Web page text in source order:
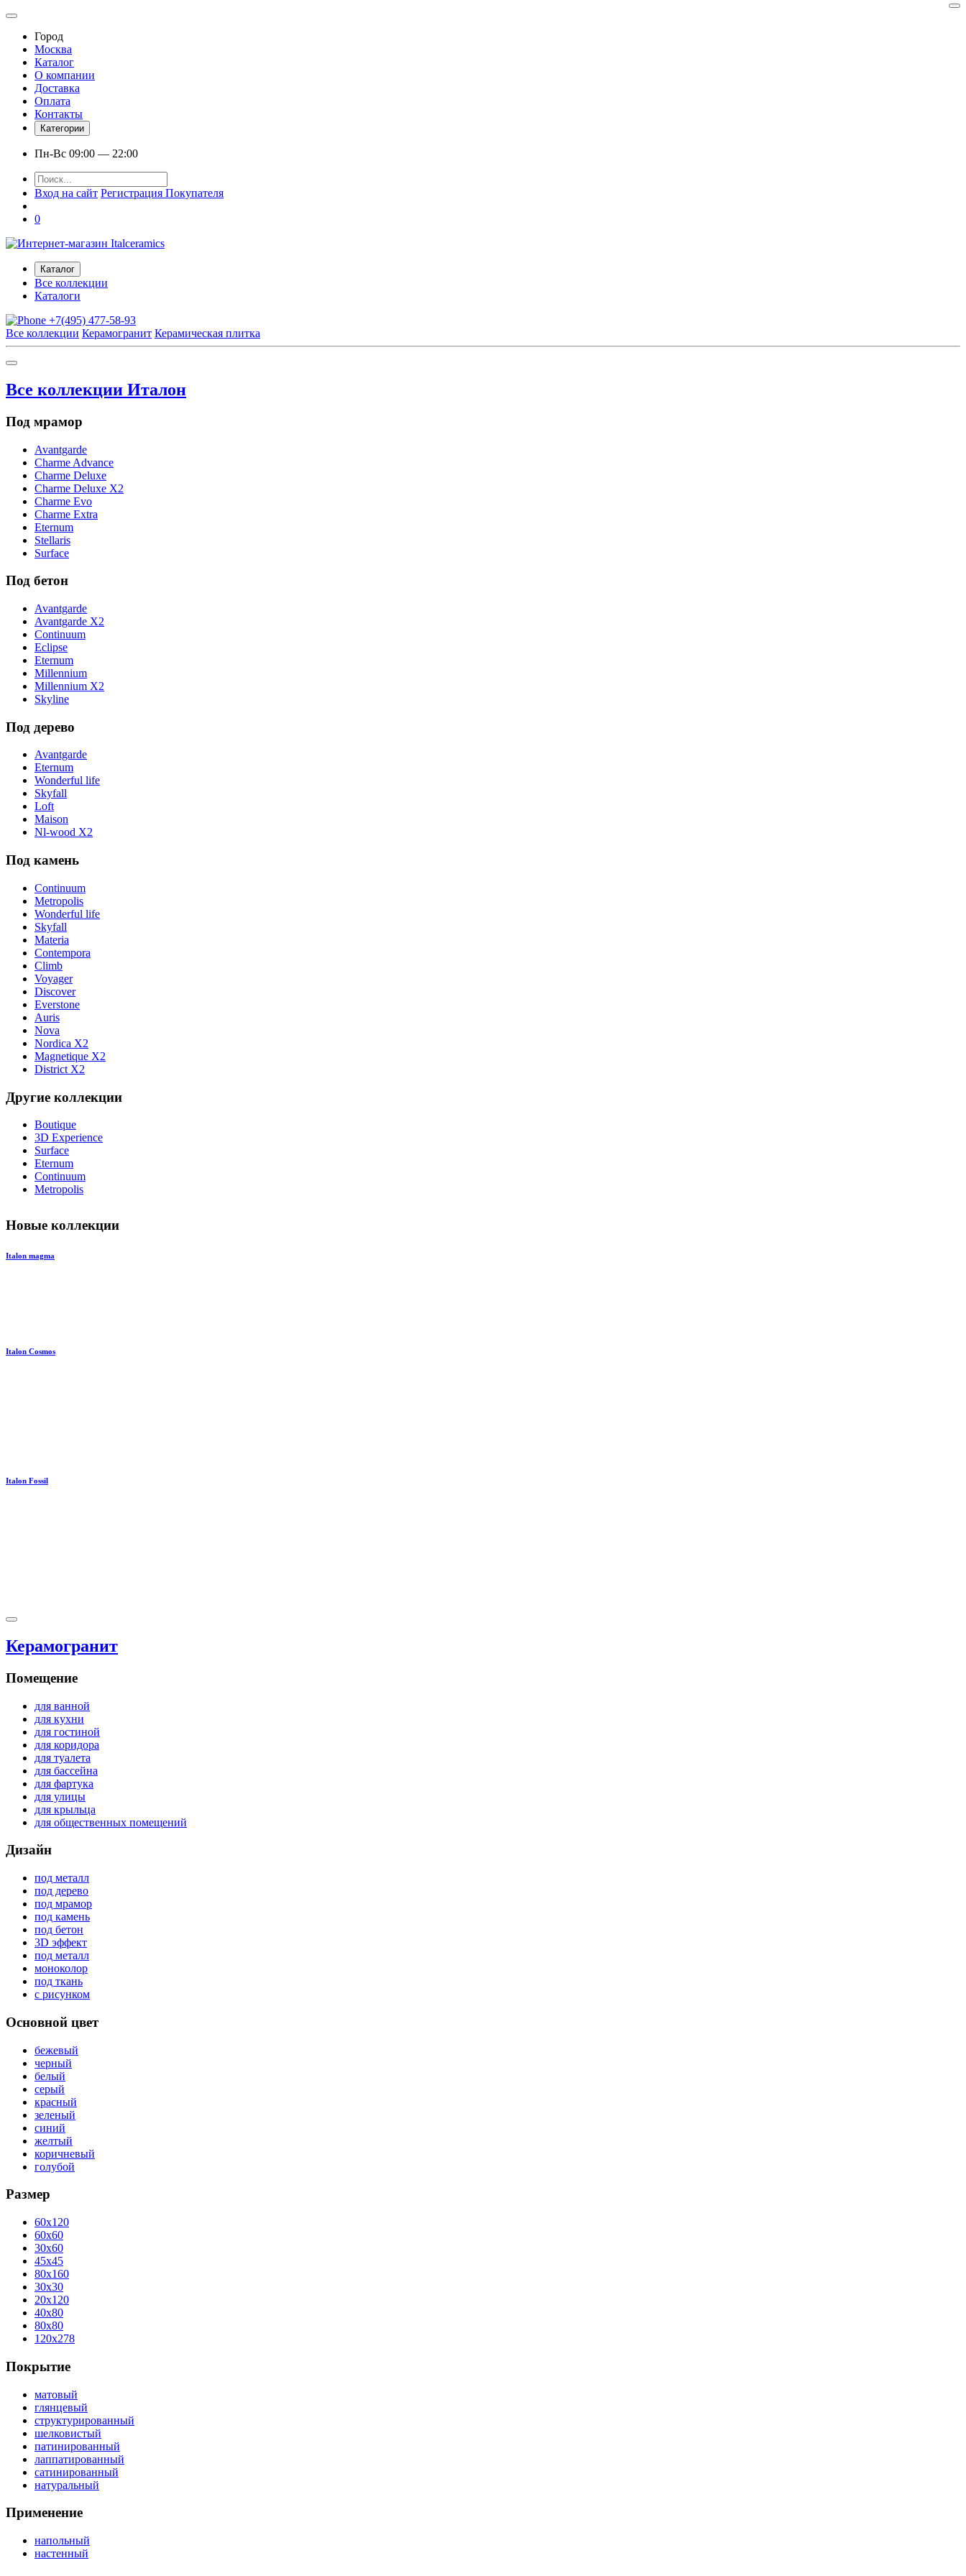
Город
Москва
Каталог
О компании
Доставка
Оплата
Контакты
Категории
Пн-Вс 09:00 — 22:00
Вход на сайт Регистрация Покупателя
0
Каталог
Все коллекции
Каталоги
+7(495) 477-58-93
Все коллекции Керамогранит Керамическая плитка
Все коллекции Италон
Под мрамор
Avantgarde
Charme Advance
Charme Deluxe
Charme Deluxe X2
Charme Evo
Charme Extra
Eternum
Stellaris
Surface
Под бетон
Avantgarde
Avantgarde X2
Continuum
Eclipse
Eternum
Millennium
Millennium X2
Skyline
Под дерево
Avantgarde
Eternum
Wonderful life
Skyfall
Loft
Maison
Nl-wood X2
Под камень
Continuum
Metropolis
Wonderful life
Skyfall
Materia
Contempora
Climb
Voyager
Discover
Everstone
Auris
Nova
Nordica X2
Magnetique X2
District X2
Другие коллекции
Boutique
3D Experience
Surface
Eternum
Continuum
Metropolis
Новые коллекции
Italon magma
Italon Cosmos
Italon Fossil
Керамогранит
Помещение
для ванной
для кухни
для гостиной
для коридора
для туалета
для бассейна
для фартука
для улицы
для крыльца
для общественных помещений
Дизайн
под металл
под дерево
под мрамор
под камень
под бетон
3D эффект
под металл
моноколор
под ткань
с рисунком
Основной цвет
бежевый
черный
белый
серый
красный
зеленый
синий
желтый
коричневый
голубой
Размер
60x120
60x60
30x60
45x45
80x160
30x30
20x120
40x80
80x80
120x278
Покрытие
матовый
глянцевый
структурированный
шелковистый
патинированный
лаппатированный
сатинированный
натуральный
Применение
напольный
настенный